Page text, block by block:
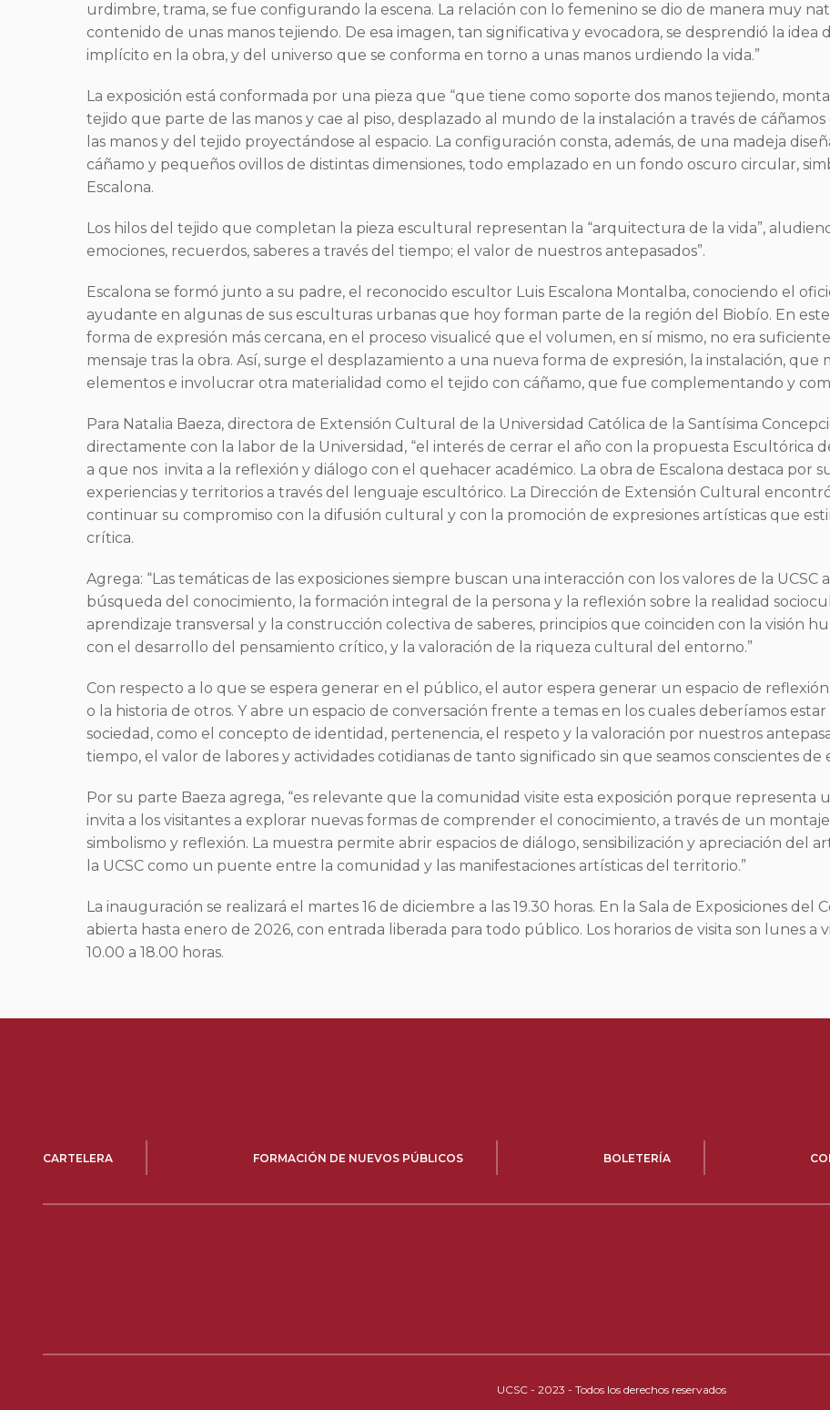
urdimbre, trama, se fue configurando la escena. La relación con lo femenino se dio de manera muy
contenido de unas manos tejiendo. De esa imagen, tan significativa y evocadora, se desprendió la idea
implícito en la obra, y del universo que se conforma en torno a unas manos urdiendo la vida.”
La exposición está conformada por una pieza que “que tiene como soporte dos manos tejiendo,
tejido que parte de las manos y cae al piso, desplazado al mundo de la instalación a través de
las manos y del tejido proyectándose al espacio. La configuración consta, además, de una madeja
cáñamo y pequeños ovillos de distintas dimensiones, todo emplazado en un fondo oscuro circular,
Escalona.
Los hilos del tejido que completan la pieza escultural representan la “arquitectura de la vida”,
emociones, recuerdos, saberes a través del tiempo; el valor de nuestros antepasados”.
Escalona se formó junto a su padre, el reconocido escultor Luis Escalona Montalba, conociendo el
ayudante en algunas de sus esculturas urbanas que hoy forman parte de la región del Biobío. En
forma de expresión más cercana, en el proceso visualicé que el volumen, en sí mismo, no era
mensaje tras la obra. Así, surge el desplazamiento a una nueva forma de expresión, la instalación,
elementos e involucrar otra materialidad como el tejido con cáñamo, que fue complementando y
Para Natalia Baeza, directora de Extensión Cultural de la Universidad Católica de la Santísima
directamente con la labor de la Universidad, “el interés de cerrar el año con la propuesta Escultórica
a que nos invita a la reflexión y diálogo con el quehacer académico. La obra de Escalona destaca por
experiencias y territorios a través del lenguaje escultórico. La Dirección de Extensión Cultural
continuar su compromiso con la difusión cultural y con la promoción de expresiones artísticas que
crítica.
Agrega: “Las temáticas de las exposiciones siempre buscan una interacción con los valores de la
búsqueda del conocimiento, la formación integral de la persona y la reflexión sobre la realidad
aprendizaje transversal y la construcción colectiva de saberes, principios que coinciden con la visión
con el desarrollo del pensamiento crítico, y la valoración de la riqueza cultural del entorno.”
Con respecto a lo que se espera generar en el público, el autor espera generar un espacio de
o la historia de otros. Y abre un espacio de conversación frente a temas en los cuales deberíamos
sociedad, como el concepto de identidad, pertenencia, el respeto y la valoración por nuestros
tiempo, el valor de labores y actividades cotidianas de tanto significado sin que seamos conscientes de
Por su parte Baeza agrega, “es relevante que la comunidad visite esta exposición porque representa
invita a los visitantes a explorar nuevas formas de comprender el conocimiento, a través de un
simbolismo y reflexión. La muestra permite abrir espacios de diálogo, sensibilización y apreciación del
la UCSC como un puente entre la comunidad y las manifestaciones artísticas del territorio.”
La inauguración se realizará el martes 16 de diciembre a las 19.30 horas. En la Sala de Exposiciones
abierta hasta enero de 2026, con entrada liberada para todo público. Los horarios de visita son lunes a
10.00 a 18.00 horas.
CARTELERA FORMACIÓN DE NUEVOS PÚBLICOS BOLETERÍA
UCSC - 2023 - Todos los derechos reservados